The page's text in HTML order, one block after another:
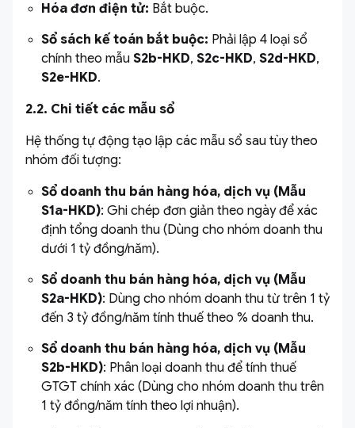
Hóa đơn điện tử: Bắt buộc.
Sổ sách kế toán bắt buộc: Phải lập 4 loại sổ
chính theo mẫu S2b-HKD, S2c-HKD, S2d-HKD,
S2e-HKD.
2.2. Chi tiết các mẫu sổ
Hệ thống tự động tạo lập các mẫu sổ sau tùy theo
nhóm đối tượng:
Sổ doanh thu bán hàng hóa, dịch vụ (Mẫu
S1a-HKD): Ghi chép đơn giản theo ngày để xác
định tổng doanh thu (Dùng cho nhóm doanh thu
dưới 1 tỷ đồng/năm).
Sổ doanh thu bán hàng hóa, dịch vụ (Mẫu
S2a-HKD): Dùng cho nhóm doanh thu từ trên 1 tỷ
đến 3 tỷ đồng/năm tính thuế theo % doanh thu.
Sổ doanh thu bán hàng hóa, dịch vụ (Mẫu
S2b-HKD): Phân loại doanh thu để tính thuế
GTGT chính xác (Dùng cho nhóm doanh thu trên
1 tỷ đồng/năm tính theo lợi nhuận).